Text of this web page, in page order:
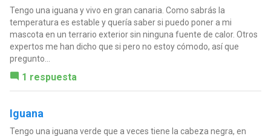
Tengo una iguana y vivo en gran canaria. Como sabrás la
temperatura es estable y quería saber si puedo poner a mi
mascota en un terrario exterior sin ninguna fuente de calor. Otros
expertos me han dicho que si pero no estoy cómodo, así que
pregunto...
1 respuesta
Iguana
Tengo una iguana verde que a veces tiene la cabeza negra, en